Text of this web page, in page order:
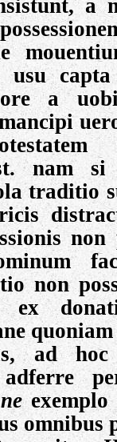
a
usu
a
nam
traditio
non
non
ex
ad
ne
omnibus